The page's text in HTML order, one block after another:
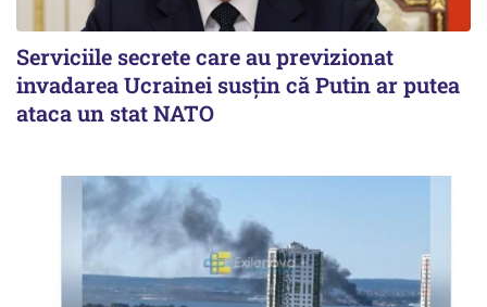
Serviciile secrete care au previzionat
invadarea Ucrainei susțin că Putin ar putea
ataca un stat NATO